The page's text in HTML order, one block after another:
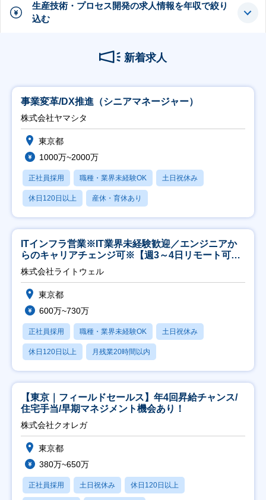
生産技術・プロセス開発の求人情報を年収で絞り
込む
新着求人
事業変革/DX推進（シニアマネージャー）
株式会社ヤマシタ
東京都
1000万~2000万
正社員採用 職種・業界未経験OK 土日祝休み
休日120日以上 産休・育休あり
ITインフラ営業※IT業界未経験歓迎／エンジニアか
らのキャリアチェンジ可※【週3～4日リモート可
能】
株式会社ライトウェル
東京都
600万~730万
正社員採用 職種・業界未経験OK 土日祝休み
休日120日以上 月残業20時間以内
【東京｜フィールドセールス】年4回昇給チャンス/
住宅手当/早期マネジメント機会あり！
株式会社クオレガ
東京都
380万~650万
正社員採用 土日祝休み 休日120日以上